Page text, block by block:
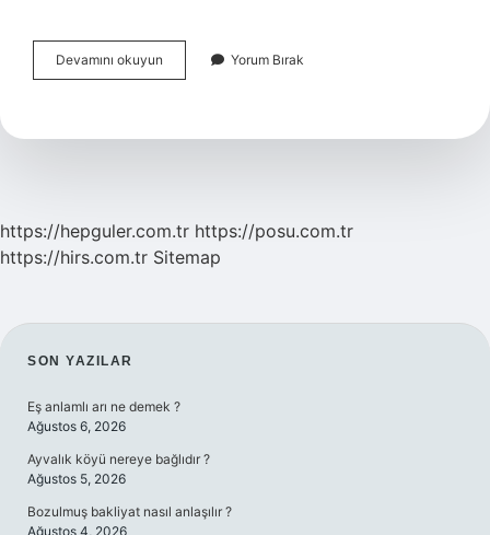
Devamını okuyun Almanca
Bilmek
Yarar
Yorum Bırak
https://hepguler.com.tr https://posu.com.tr
https://hirs.com.tr Sitemap
SIDEBAR
SON YAZILAR
Eş anlamlı arı ne demek ?
Ağustos 6, 2026
Ayvalık köyü nereye bağlıdır ?
Ağustos 5, 2026
Bozulmuş bakliyat nasıl anlaşılır ?
Ağustos 4, 2026